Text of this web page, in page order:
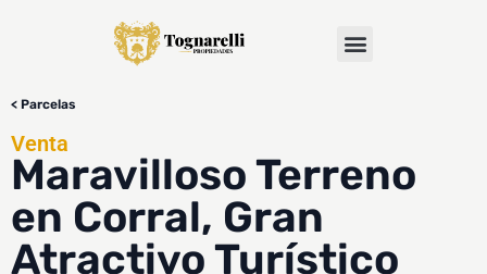
< Parcelas
Venta
Maravilloso Terreno
en Corral, Gran
Atractivo Turístico